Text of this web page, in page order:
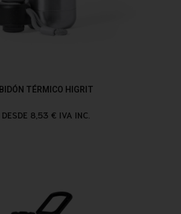
BIDÓN TÉRMICO HIGRIT
DESDE 8,53 € IVA INC.